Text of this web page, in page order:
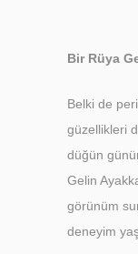
Bir Rüya
Belki de
güzellikleri
düğün
Gelin
görünüm
deneyim